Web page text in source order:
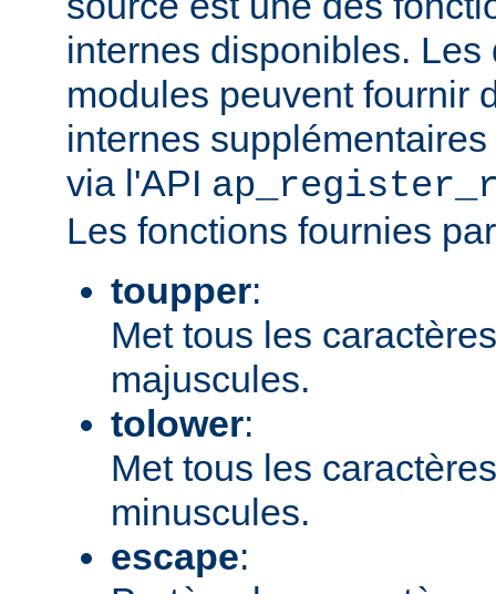
internes disponibles.
modules peuvent fournir
internes
via l'API
Les fonctions fournies
toupper:
Met tous les
majuscules.
tolower:
Met tous les
minuscules.
escape: